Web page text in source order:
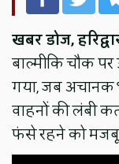
खबर डोज,
बाल्मीकि चौक
गया, जब
वाहनों की लंबी
फंसे रहने को